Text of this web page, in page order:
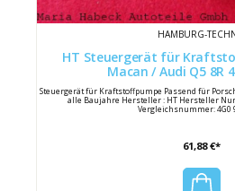
HAMBURG-
HT Steuergerät für
Steuergerät für Kraftstoffpumpe Passend für
alle Baujahre Hersteller : HT Hersteller
Vergleichsnummer: 4G0
61,88 €*